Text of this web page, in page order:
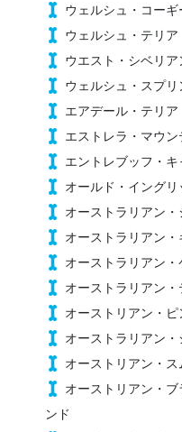
ウェルシュ・コー
ウェルシュ・テリア
ウエスト・シベリア
ウェルシュ・スプ
エアデール・テリア
エストレラ・マウ
エントレブッフ・
オールド・イング
オーストラリアン・
オーストラリアン
オーストラリアン・
オーストラリアン・
オーストリアン・ピ
オーストラリアン
オーストリアン・
オーストリアン・
ンド